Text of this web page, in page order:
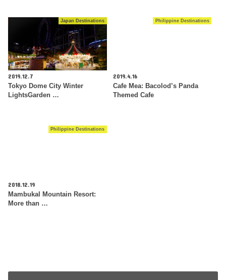
Japan Destinations
2019.12.7
Tokyo Dome City Winter
LightsGarden …
Philippine Destinations
2019.4.16
Cafe Mea: Bacolod’s Panda
Themed Cafe
Philippine Destinations
2018.12.19
Mambukal Mountain Resort:
More than …